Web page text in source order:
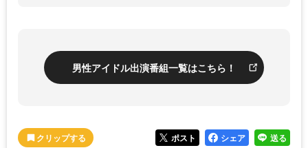
男性アイドル出演番組一覧はこちら！
ポスト シェア 送る